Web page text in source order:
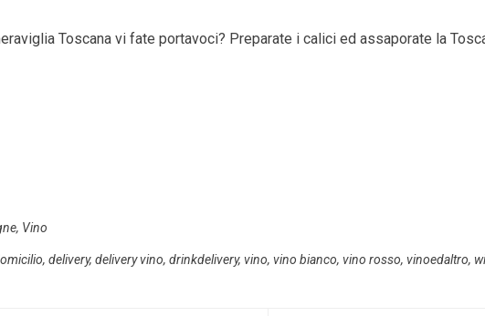
Toscana vi fate portavoci? Preparate i calici ed assaporate la
, Vino
,delivery,delivery vino,drinkdelivery,vino,vino bianco,vino rosso,vinoedaltro,